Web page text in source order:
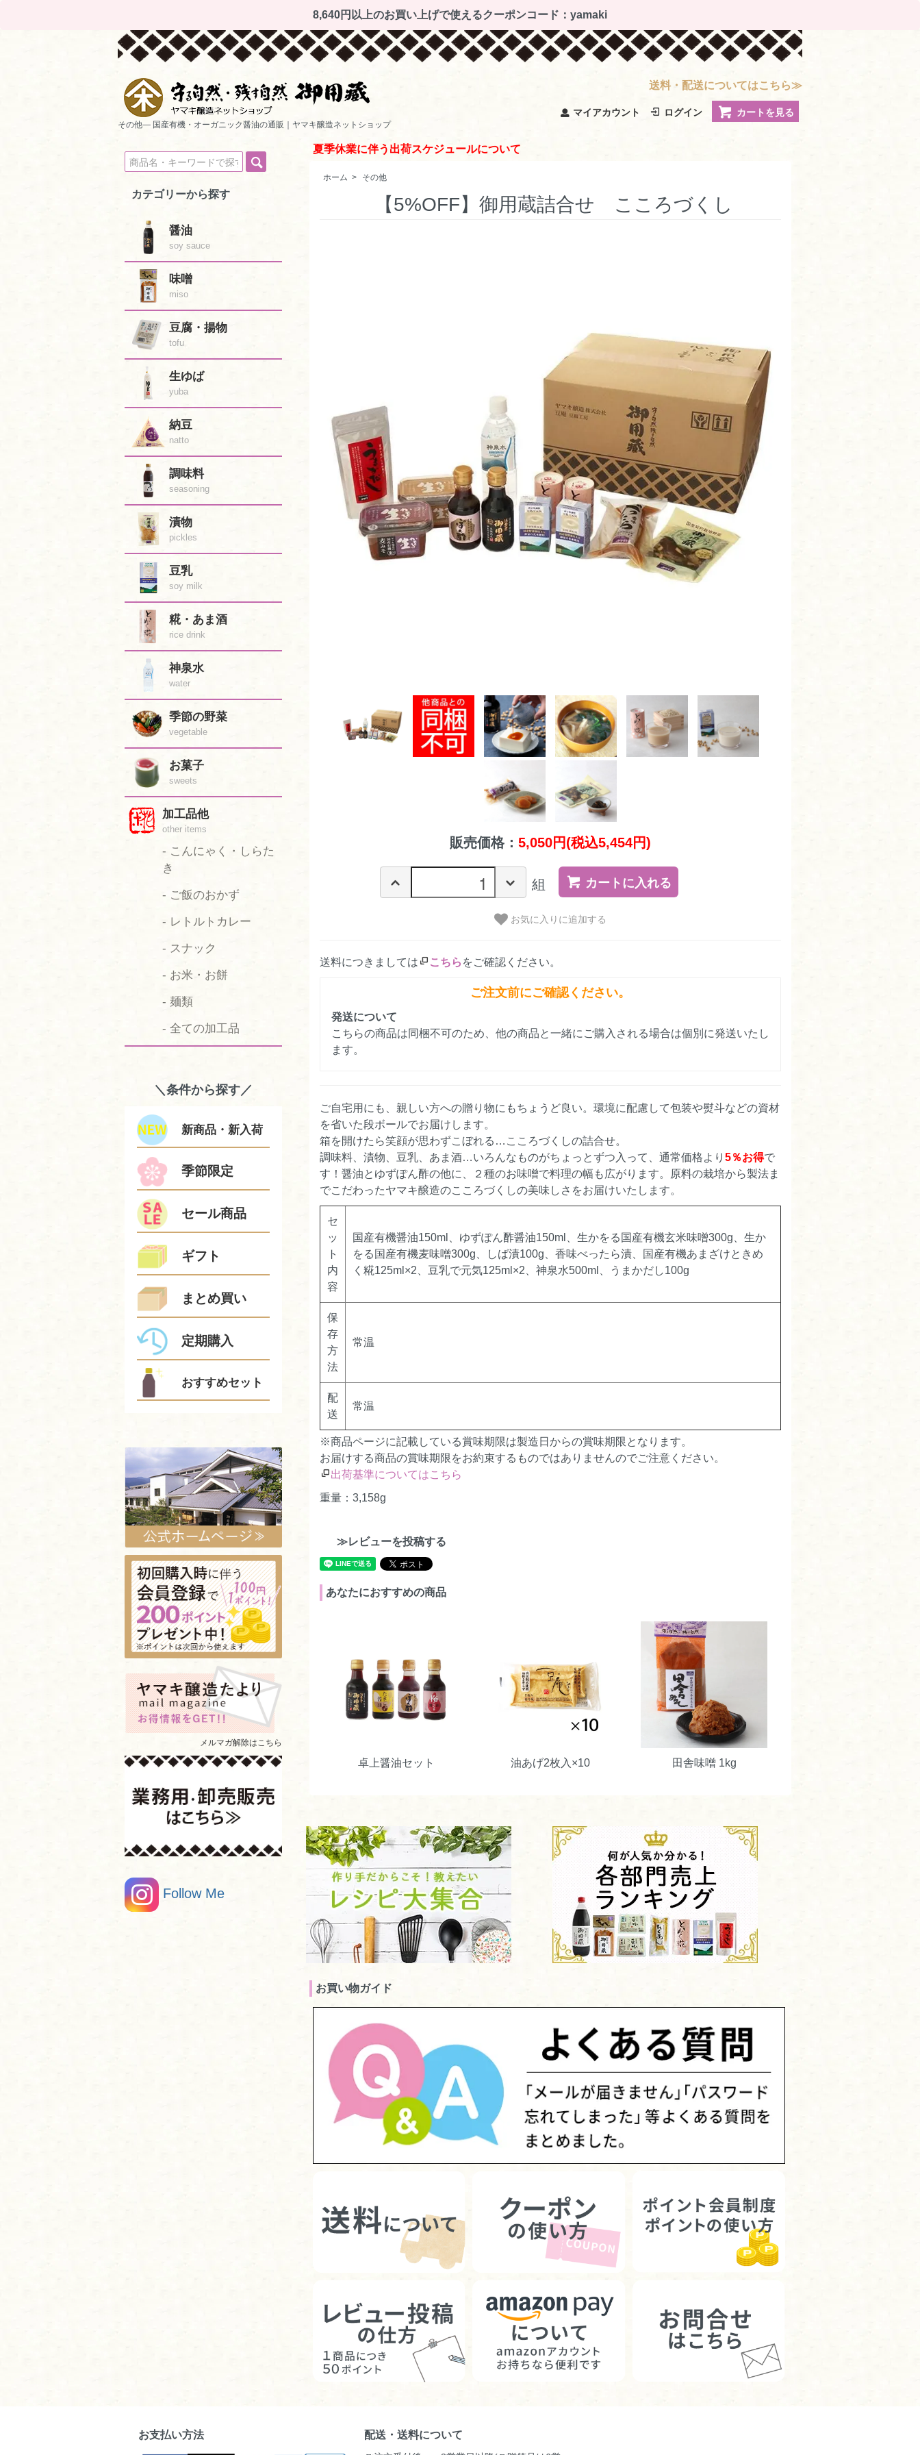
8,640円以上のお買い上げで使えるクーポンコード：yamaki
その他― 国産有機・オーガニック醤油の通販｜ヤマキ醸造ネットショップ
送料・配送についてはこちら≫
マイアカウント ログイン カートを見る
夏季休業に伴う出荷スケジュールについて
ホーム > その他
【5%OFF】御用蔵詰合せ こころづくし
販売価格： 5,050円(税込5,454円)
組 カートに入れる
お気に入りに追加する
送料につきましては こちら をご確認ください。
ご注文前にご確認ください。
発送について
こちらの商品は同梱不可のため、他の商品と一緒にご購入される場合は個別に発送いたし
ます。
ご自宅用にも、親しい方への贈り物にもちょうど良い。環境に配慮して包装や熨斗などの資材
を省いた段ボールでお届けします。
箱を開けたら笑顔が思わずこぼれる…こころづくしの詰合せ。
調味料、漬物、豆乳、あま酒…いろんなものがちょっとずつ入って、通常価格より 5％お得で
す！醤油とゆずぽん酢の他に、２種のお味噌で料理の幅も広がります。原料の栽培から製法ま
でこだわったヤマキ醸造のこころづくしの美味しさをお届けいたします。
セ
ッ
ト
内
容
国産有機醤油150ml、ゆずぽん酢醤油150ml、生かをる国産有機玄米味噌300g、生か
をる国産有機麦味噌300g、しば漬100g、香味べったら漬、国産有機あまざけときめ
く糀125ml×2、豆乳で元気125ml×2、神泉水500ml、うまかだし100g
保
存
方
法
常温
配
送
常温
※商品ページに記載している賞味期限は製造日からの賞味期限となります。
お届けする商品の賞味期限をお約束するものではありませんのでご注意ください。
出荷基準についてはこちら
重量：3,158g
≫レビューを投稿する
あなたにおすすめの商品
卓上醤油セット 油あげ2枚入×10 田舎味噌 1kg
お買い物ガイド
カテゴリーから探す
醤油
soy sauce
味噌
miso
豆腐・揚物
tofu
生ゆば
yuba
納豆
natto
調味料
seasoning
漬物
pickles
豆乳
soy milk
糀・あま酒
rice drink
神泉水
water
季節の野菜
vegetable
お菓子
sweets
加工品他
other items
- こんにゃく・しらた
き
- ご飯のおかず
- レトルトカレー
- スナック
- お米・お餅
- 麺類
- 全ての加工品
＼条件から探す／
新商品・新入荷
季節限定
セール商品
ギフト
まとめ買い
定期購入
おすすめセット
メルマガ解除はこちら
Follow Me
お支払い方法 配送・送料について